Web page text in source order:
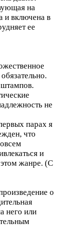
на
и включена в
ее
не
парах я
что
и
жанре. (С
о
него или